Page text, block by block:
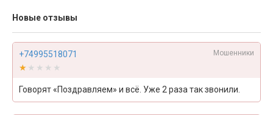
Новые отзывы
+74995518071 Мошенники
★★★★★
★★★★★
Говорят «Поздравляем» и всё. Уже 2 раза так звонили.